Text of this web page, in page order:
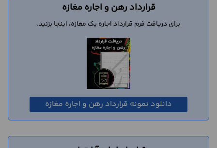
قرارداد رهن و اجاره مغازه
برای دریافت فرم قرارداد اجاره یک مغازه، اینجا بزنید.
دانلود نمونه قرارداد رهن و اجاره مغازه